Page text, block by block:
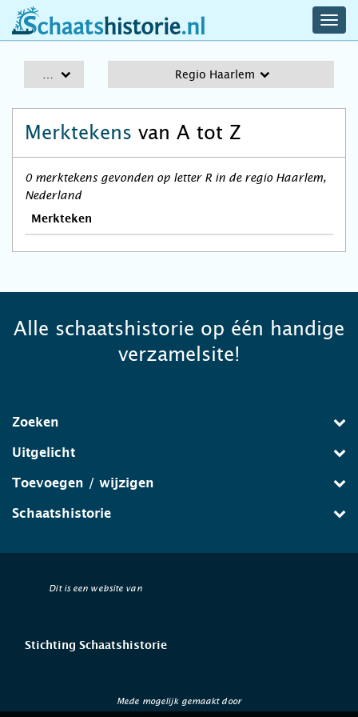
schaatshistorie.nl
Regio Haarlem
Merktekens van A tot Z
0 merktekens gevonden op letter R in de regio Haarlem,
Nederland
Merkteken
Alle schaatshistorie op één handige
verzamelsite!
Zoeken
Uitgelicht
Toevoegen / wijzigen
Schaatshistorie
Dit is een website van
Stichting Schaatshistorie
Mede mogelijk gemaakt door